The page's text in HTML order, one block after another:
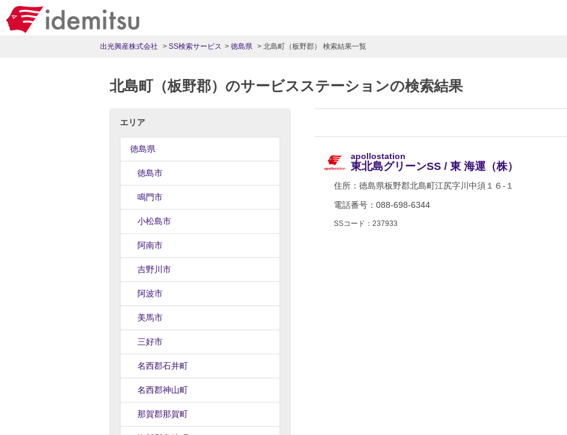
出光興産株式会社 SS検索サービス 徳島県 北島町（板野郡） 検索結果一覧
北島町（板野郡）のサービスステーションの検索結果
エリア
徳島県
徳島市
鳴門市
小松島市
阿南市
吉野川市
阿波市
美馬市
三好市
名西郡石井町
名西郡神山町
那賀郡那賀町
apollostation
東北島グリーンSS / 東 海運（株）
住所： 徳島県板野郡北島町江尻字川中須１６-１
電話番号：088-698-6344
SSコード：237933